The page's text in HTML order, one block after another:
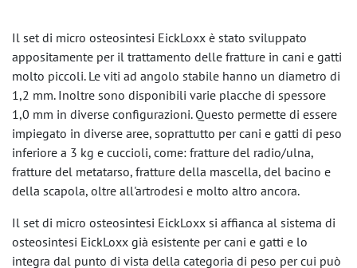
Il set di micro osteosintesi EickLoxx è stato sviluppato
appositamente per il trattamento delle fratture in cani e gatti
molto piccoli. Le viti ad angolo stabile hanno un diametro di
1,2 mm. Inoltre sono disponibili varie placche di spessore
1,0 mm in diverse configurazioni. Questo permette di essere
impiegato in diverse aree, soprattutto per cani e gatti di peso
inferiore a 3 kg e cuccioli, come: fratture del radio/ulna,
fratture del metatarso, fratture della mascella, del bacino e
della scapola, oltre all'artrodesi e molto altro ancora.
Il set di micro osteosintesi EickLoxx si affianca al sistema di
osteosintesi EickLoxx già esistente per cani e gatti e lo
integra dal punto di vista della categoria di peso per cui può